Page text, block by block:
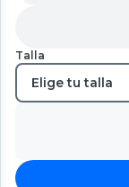
Talla